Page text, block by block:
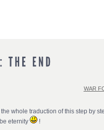
WAR
the whole traduction of this step by
eternity
!